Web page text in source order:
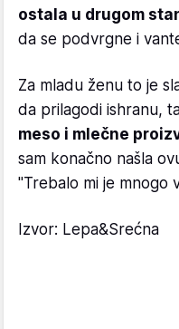
ostala u drugom
da se podvrgne i
Za mladu ženu to je
da prilagodi ishranu,
meso i mlečne
sam konačno našla
"Trebalo mi je mnogo
Izvor: Lepa&Srećna